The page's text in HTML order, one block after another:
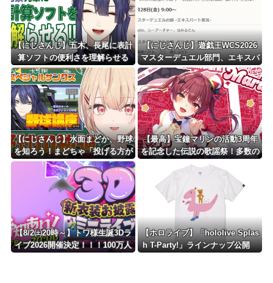
【にじさんじ】五木、長尾に表計
算ソフトの便利さを理解らせる
『エクセルに感動してるおじさん
見てなんか感動する』
【にじさんじ】遊戯王WCS2026
マスターデュエル部門、エキスパ
ート実況＆にじさんじ実況の2配
信を実施！【8/28(金)9:00～】
【にじさんじ】水面まどか、野球
を知ろう！まどちゃ「投げる方が
守備なの？！」
【最高】宝鐘マリンの活動3周年
を記念した伝説の歌謡祭！多数の
豪華ゲスト出演や新髪型のお披露
目など見どころ満載の神配信！
【8/2㈯20時～】トワ様生誕3Dラ
イブ2026開催決定！！！100万人
【ホロライブ】「hololive Splas
h T-Party!」ラインナップ公開